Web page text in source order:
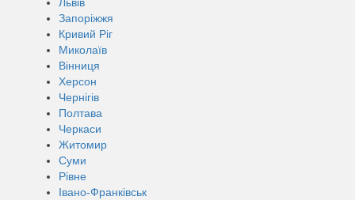
Запоріжжя
Кривий Ріг
Миколаїв
Вінниця
Херсон
Чернігів
Полтава
Черкаси
Житомир
Суми
Рівне
Івано-Франківськ